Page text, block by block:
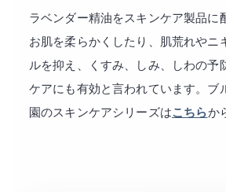
ラベンダー精油をスキンケア製品に
お肌を柔らかくしたり、肌荒れやニ
ルを抑え、くすみ、しみ、しわの予
ケアにも有効と言われています。ブ
園のスキンケアシリーズはこちらか